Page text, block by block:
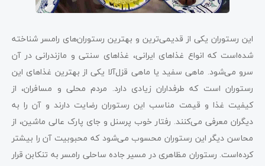
این رستوران یکی از قدیمی‌ترین و بهترین رستوران‌های رامسر شناخته
شده‌است که انواع غذاهای ایرانی، غذاهای سنتی و مازندرانی در آن
سرو می‌شود. ماهی سفید یا ماهی قزل‌آلا یکی از بهترین غذاهای این
رستوران است که طرفداران زیادی دارد. مردم محلی و مسافران، از
کیفیت غذا و قیمت مناسب این رستوران رضایت دارند و آن را به
دیگران معرفی می‌کنند. رفتار خوب پرسنل و جای پارک عالی ماشین، از
محاسن دیگر این رستوران محسوب می‌شود که محبوبیت آن را بیشتر
کرده‌است. رستوران مظاهری در مسیر جاده ساحلی رامسر به تنکابن قرار